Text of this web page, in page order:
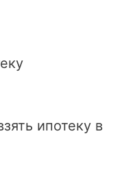
ипотеку в